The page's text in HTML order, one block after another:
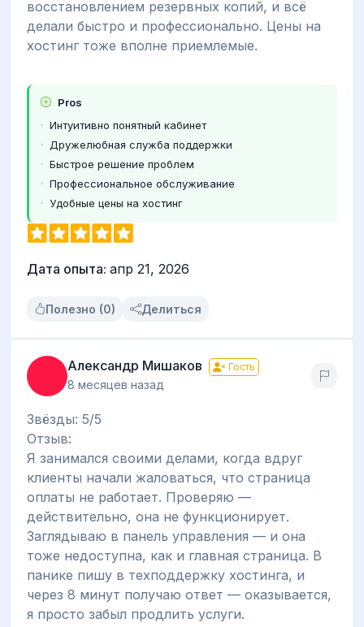
восстановлением резервных копий, и всё
делали быстро и профессионально. Цены на
хостинг тоже вполне приемлемые.
Pros
Интуитивно понятный кабинет
Дружелюбная служба поддержки
Быстрое решение проблем
Профессиональное обслуживание
Удобные цены на хостинг
Дата опыта: апр 21, 2026
Полезно (0) Делиться
Александр Мишаков Гость
8 месяцев назад
Звёзды: 5/5
Отзыв:
Я занимался своими делами, когда вдруг
клиенты начали жаловаться, что страница
оплаты не работает. Проверяю —
действительно, она не функционирует.
Заглядываю в панель управления — и она
тоже недоступна, как и главная страница. В
панике пишу в техподдержку хостинга, и
через 8 минут получаю ответ — оказывается,
я просто забыл продлить услуги.